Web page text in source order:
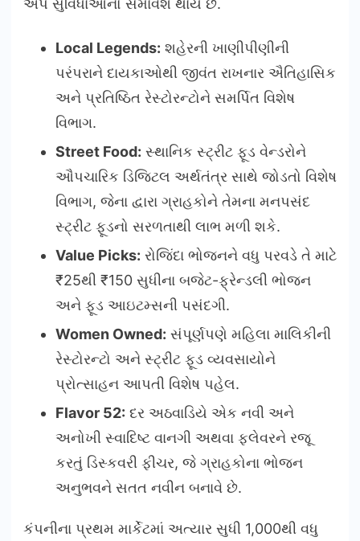
એપ સુવિધાઓનો સમાવેશ થાય છે.
Local Legends: શહેરની ખાણીપીણીની
પરંપરાને દાયકાઓથી જીવંત રાખનાર ઐતિહાસિક
અને પ્રતિષ્ઠિત રેસ્ટોરન્ટોને સમર્પિત વિશેષ
વિભાગ.
Street Food: સ્થાનિક સ્ટ્રીટ ફૂડ વેન્ડરોને
ઔપચારિક ડિજિટલ અર્થતંત્ર સાથે જોડતો વિશેષ
વિભાગ, જેના દ્વારા ગ્રાહકોને તેમના મનપસંદ
સ્ટ્રીટ ફૂડનો સરળતાથી લાભ મળી શકે.
Value Picks: રોજિંદા ભોજનને વધુ પરવડે તે માટે
₹25થી ₹150 સુધીના બજેટ-ફ્રેન્ડલી ભોજન
અને ફૂડ આઇટમ્સની પસંદગી.
Women Owned: સંપૂર્ણપણે મહિલા માલિકીની
રેસ્ટોરન્ટો અને સ્ટ્રીટ ફૂડ વ્યવસાયોને
પ્રોત્સાહન આપતી વિશેષ પહેલ.
Flavor 52: દર અઠવાડિયે એક નવી અને
અનોખી સ્વાદિષ્ટ વાનગી અથવા ફ્લેવરને રજૂ
કરતું ડિસ્કવરી ફીચર, જે ગ્રાહકોના ભોજન
અનુભવને સતત નવીન બનાવે છે.
કંપનીના પ્રથમ માર્કેટમાં અત્યાર સુધી 1,000થી વધુ